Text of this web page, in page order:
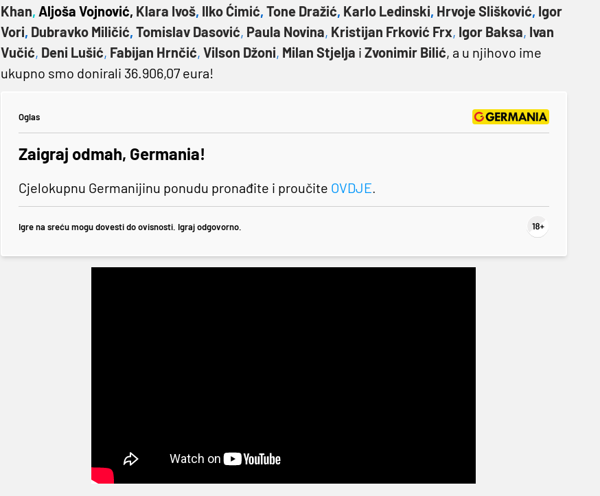
Khan, Aljoša Vojnović, Klara Ivoš, Ilko Ćimić, Tone Dražić, Karlo Ledinski, Hrvoje Slišković, Igor
Vori, Dubravko Miličić, Tomislav Dasović, Paula Novina, Kristijan Frković Frx, Igor Baksa, Ivan
Vučić, Deni Lušić, Fabijan Hrnčić, Vilson Džoni, Milan Stjelja i Zvonimir Bilić, a u njihovo ime
ukupno smo donirali 36.906,07 eura!
Oglas
Zaigraj odmah, Germania!
Cjelokupnu Germanijinu ponudu pronađite i proučite OVDJE.
Igre na sreću mogu dovesti do ovisnosti. Igraj odgovorno.